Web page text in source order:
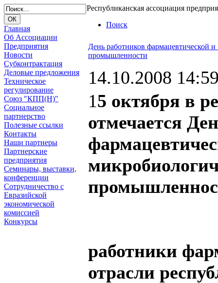
Главная
Об Ассоциации
Предприятия
Новости
Субконтрактация
Деловые предложения
Техническое
регулирование
Союз "КПП(Н)"
Социальное
партнерство
Полезные ссылки
Контакты
Наши партнеры
Партнерские
предприятия
Семинары, выставки,
конференции
Сотрудничество с
Евразийской
экономической
комиссией
Конкурсы
Республиканская ассоциация
Поиск
День работников фармацевтической
промышленности
14.10.2008
15 октября в
отмечается
работники
отрасли